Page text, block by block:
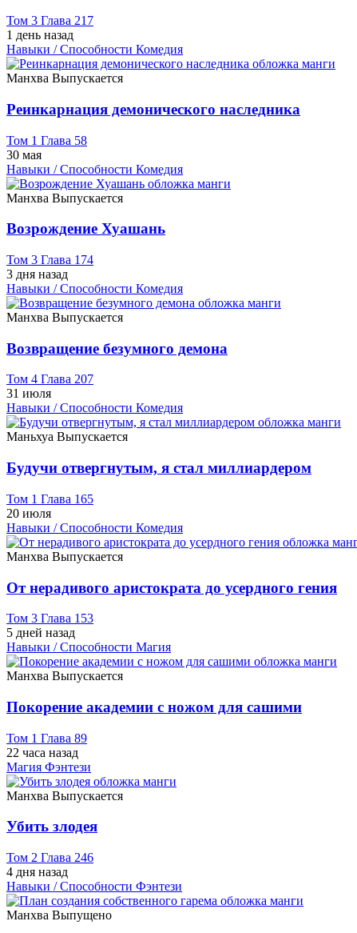
Том 3 Глава 217
1 день назад
Навыки / Способности Комедия
Манхва Выпускается
Реинкарнация демонического наследника
Том 1 Глава 58
30 мая
Навыки / Способности Комедия
Манхва Выпускается
Возрождение Хуашань
Том 3 Глава 174
3 дня назад
Навыки / Способности Комедия
Манхва Выпускается
Возвращение безумного демона
Том 4 Глава 207
31 июля
Навыки / Способности Комедия
Маньхуа Выпускается
Будучи отвергнутым, я стал миллиардером
Том 1 Глава 165
20 июля
Навыки / Способности Комедия
Манхва Выпускается
От нерадивого аристократа до усердного гения
Том 3 Глава 153
5 дней назад
Навыки / Способности Магия
Манхва Выпускается
Покорение академии с ножом для сашими
Том 1 Глава 89
22 часа назад
Магия Фэнтези
Манхва Выпускается
Убить злодея
Том 2 Глава 246
4 дня назад
Навыки / Способности Фэнтези
Манхва Выпущено